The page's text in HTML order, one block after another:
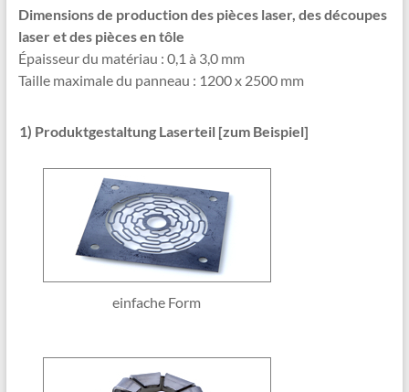
Dimensions de production des pièces laser, des découpes
laser et des pièces en tôle
Épaisseur du matériau : 0,1 à 3,0 mm
Taille maximale du panneau : 1200 x 2500 mm
1) Produktgestaltung Laserteil [zum Beispiel]
einfache Form